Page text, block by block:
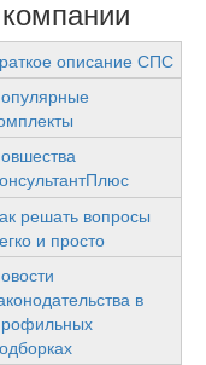
описание СПС
решать вопросы
и просто
в